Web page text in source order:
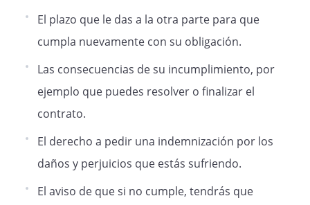
El plazo que le das a la otra parte para que
cumpla nuevamente con su obligación.
Las consecuencias de su incumplimiento, por
ejemplo que puedes resolver o finalizar el
contrato.
El derecho a pedir una indemnización por los
daños y perjuicios que estás sufriendo.
El aviso de que si no cumple, tendrás que